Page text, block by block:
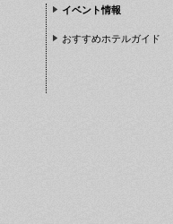
イベント情報
おすすめホテルガイド